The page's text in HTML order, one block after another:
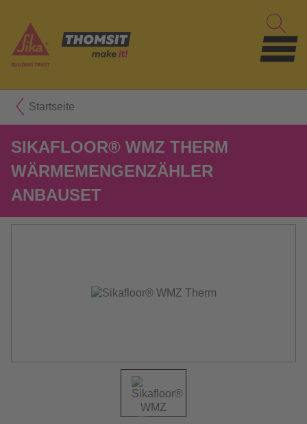
Startseite
SIKAFLOOR® WMZ THERM
WÄRMEMENGENZÄHLER
ANBAUSET